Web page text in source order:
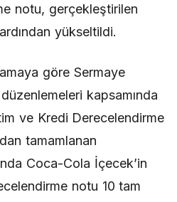
notu, gerçekleştirilen
yükseltildi.
göre Sermaye
kapsamında
ve Kredi Derecelendirme
tamamlanan
Coca-Cola İçecek’in
notu 10 tam